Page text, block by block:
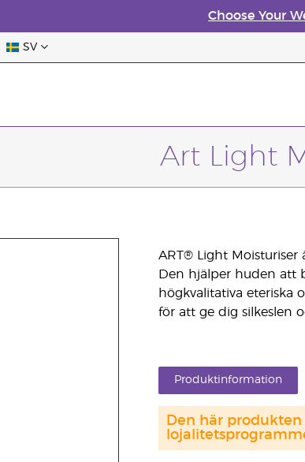
Choose Your
SV
Art Light
ART® Light
Den hjälper huden att
högkvalitativa eteriska
för att ge dig silkeslen
Produktinformation
Den här